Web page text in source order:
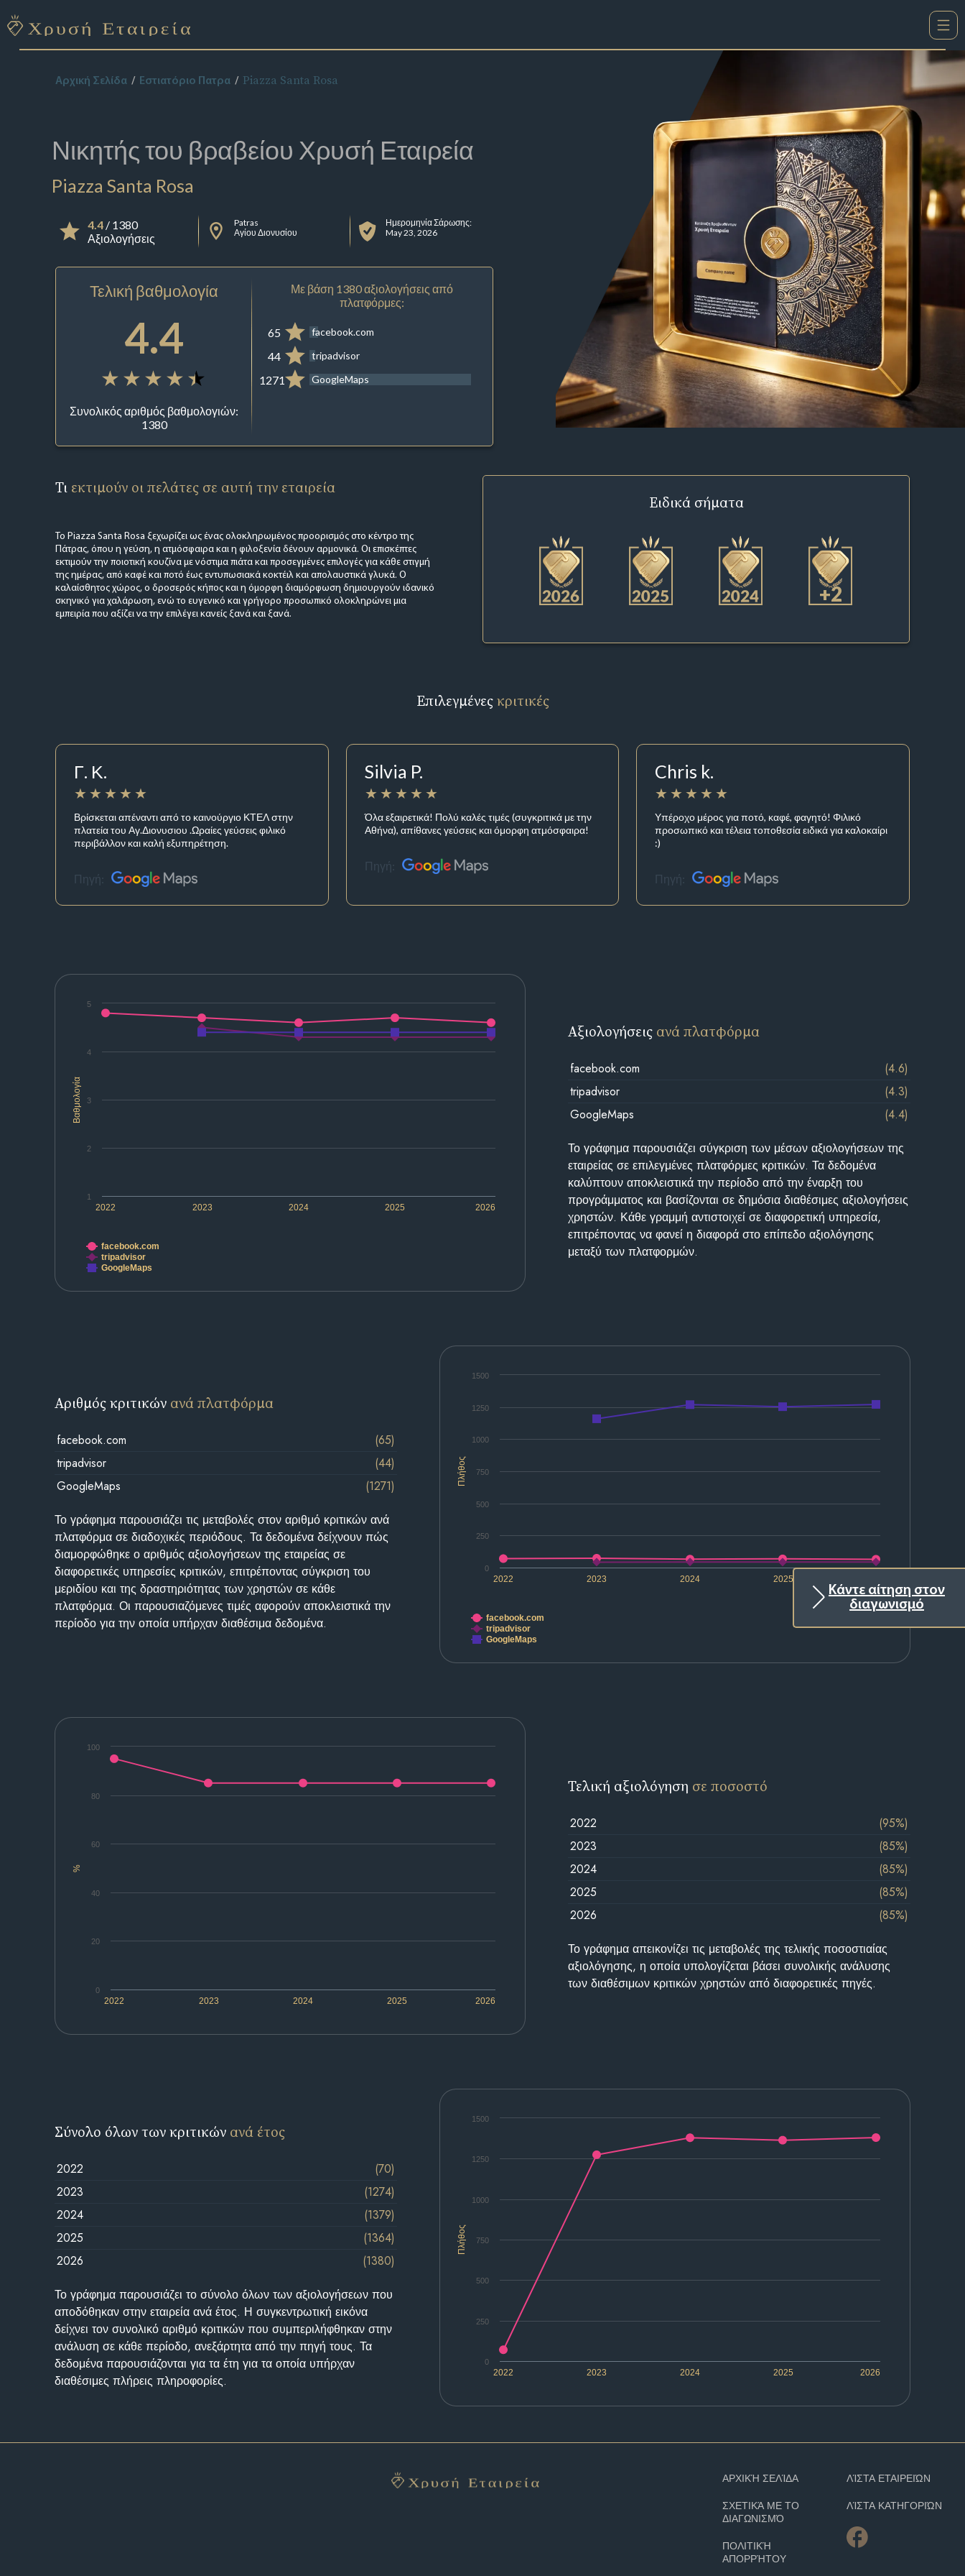
Κάντε αίτηση στον
διαγωνισμό
Αρχική Σελίδα Εστιατόριο Πατρα Piazza Santa Rosa
Νικητής του βραβείου Χρυσή Εταιρεία
Piazza Santa Rosa
4.4/ 1380
Αξιολογήσεις
Patras
Αγίου Διονυσίου
Ημερομηνία Σάρωσης:
May 23, 2026
Τελική βαθμολογία
4.4
Συνολικός αριθμός βαθμολογιών:
1380
Με βάση 1380 αξιολογήσεις από
πλατφόρμες:
65 facebook.com
44 tripadvisor
1271 GoogleMaps
Τι εκτιμούν οι πελάτες σε αυτή την εταιρεία
Το Piazza Santa Rosa ξεχωρίζει ως ένας ολοκληρωμένος προορισμός στο κέντρο της
Πάτρας, όπου η γεύση, η ατμόσφαιρα και η φιλοξενία δένουν αρμονικά. Οι επισκέπτες
εκτιμούν την ποιοτική κουζίνα με νόστιμα πιάτα και προσεγμένες επιλογές για κάθε στιγμή
της ημέρας, από καφέ και ποτό έως εντυπωσιακά κοκτέιλ και απολαυστικά γλυκά. Ο
καλαίσθητος χώρος, ο δροσερός κήπος και η όμορφη διαμόρφωση δημιουργούν ιδανικό
σκηνικό για χαλάρωση, ενώ το ευγενικό και γρήγορο προσωπικό ολοκληρώνει μια
εμπειρία που αξίζει να την επιλέγει κανείς ξανά και ξανά.
Ειδικά σήματα
+2
Επιλεγμένεςκριτικές
Γ. Κ.
Βρίσκεται απέναντι από το καινούργιο ΚΤΕΛ στην
πλατεία του Αγ.Διονυσιου .Ωραίες γεύσεις φιλικό
περιβάλλον και καλή εξυπηρέτηση.
Πηγή:
Silvia P.
Όλα εξαιρετικά! Πολύ καλές τιμές (συγκριτικά με την
Αθήνα), απίθανες γεύσεις και όμορφη ατμόσφαιρα!
Πηγή:
Chris k.
Υπέροχο μέρος για ποτό, καφέ, φαγητό! Φιλικό
προσωπικό και τέλεια τοποθεσία ειδικά για καλοκαίρι
:)
Πηγή:
Βαθμολογία
2022 2023 2024 2025 2026
1
2
3
4
5
facebook.com
tripadvisor
GoogleMaps
Αξιολογήσεις ανά πλατφόρμα
facebook.com
(4.6)
tripadvisor
(4.3)
GoogleMaps
(4.4)
Το γράφημα παρουσιάζει σύγκριση των μέσων αξιολογήσεων της
εταιρείας σε επιλεγμένες πλατφόρμες κριτικών. Τα δεδομένα
καλύπτουν αποκλειστικά την περίοδο από την έναρξη του
προγράμματος και βασίζονται σε δημόσια διαθέσιμες αξιολογήσεις
χρηστών. Κάθε γραμμή αντιστοιχεί σε διαφορετική υπηρεσία,
επιτρέποντας να φανεί η διαφορά στο επίπεδο αξιολόγησης
μεταξύ των πλατφορμών.
Πλήθος
2022 2023 2024 2025
0
250
500
750
1000
1250
1500
facebook.com
tripadvisor
GoogleMaps
Αριθμός κριτικών ανά πλατφόρμα
facebook.com
(65)
tripadvisor
(44)
GoogleMaps
(1271)
Το γράφημα παρουσιάζει τις μεταβολές στον αριθμό κριτικών ανά
πλατφόρμα σε διαδοχικές περιόδους. Τα δεδομένα δείχνουν πώς
διαμορφώθηκε ο αριθμός αξιολογήσεων της εταιρείας σε
διαφορετικές υπηρεσίες κριτικών, επιτρέποντας σύγκριση του
μεριδίου και της δραστηριότητας των χρηστών σε κάθε
πλατφόρμα. Οι παρουσιαζόμενες τιμές αφορούν αποκλειστικά την
περίοδο για την οποία υπήρχαν διαθέσιμα δεδομένα.
%
2022 2023 2024 2025 2026
0
20
40
60
80
100
Τελική αξιολόγηση σε ποσοστό
2022
(95%)
2023
(85%)
2024
(85%)
2025
(85%)
2026
(85%)
Το γράφημα απεικονίζει τις μεταβολές της τελικής ποσοστιαίας
αξιολόγησης, η οποία υπολογίζεται βάσει συνολικής ανάλυσης
των διαθέσιμων κριτικών χρηστών από διαφορετικές πηγές.
Πλήθος
2022 2023 2024 2025 2026
0
250
500
750
1000
1250
1500
Σύνολο όλων των κριτικών ανά έτος
2022
(70)
2023
(1274)
2024
(1379)
2025
(1364)
2026
(1380)
Το γράφημα παρουσιάζει το σύνολο όλων των αξιολογήσεων που
αποδόθηκαν στην εταιρεία ανά έτος. Η συγκεντρωτική εικόνα
δείχνει τον συνολικό αριθμό κριτικών που συμπεριλήφθηκαν στην
ανάλυση σε κάθε περίοδο, ανεξάρτητα από την πηγή τους. Τα
δεδομένα παρουσιάζονται για τα έτη για τα οποία υπήρχαν
διαθέσιμες πλήρεις πληροφορίες.
ΑΡΧΙΚΉ ΣΕΛΊΔΑ
ΣΧΕΤΙΚΆ ΜΕ ΤΟ
ΔΙΑΓΩΝΙΣΜΌ
ΠΟΛΙΤΙΚΉ
ΑΠΟΡΡΉΤΟΥ
ΛΊΣΤΑ ΕΤΑΙΡΕΙΏΝ
ΛΊΣΤΑ ΚΑΤΗΓΟΡΙΏΝ